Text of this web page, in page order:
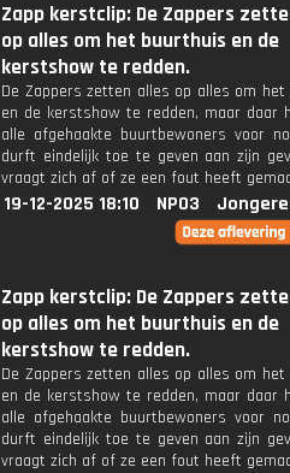
Zapp kerstclip: De Zappers
op alles om het buurthuis en de
kerstshow te redden.
De Zappers zetten alles op alles om
en de kerstshow te redden, maar daar
alle afgehaakte buurtbewoners voor
durft eindelijk toe te geven aan zijn
vraagt zich af of ze een fout heeft
19-12-2025 18:10 NPO3
Zapp kerstclip: De Zappers
op alles om het buurthuis en de
kerstshow te redden.
De Zappers zetten alles op alles om
en de kerstshow te redden, maar daar
alle afgehaakte buurtbewoners voor
durft eindelijk toe te geven aan zijn
vraagt zich af of ze een fout heeft